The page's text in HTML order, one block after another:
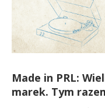
Made in PRL:
marek. Tym